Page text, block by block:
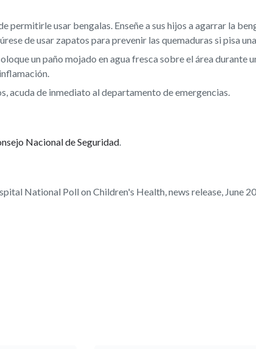
permitirle usar bengalas. Enseñe a sus hijos a agarrar la
de usar zapatos para prevenir las quemaduras si pisa
un paño mojado en agua fresca sobre el área durante
acuda de inmediato al departamento de emergencias.
Nacional de Seguridad.
National Poll on Children's Health, news release, June